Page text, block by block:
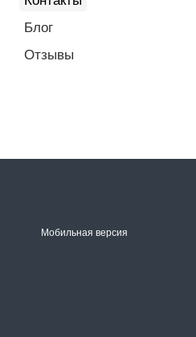
Блог
Отзывы
Мобильная версия